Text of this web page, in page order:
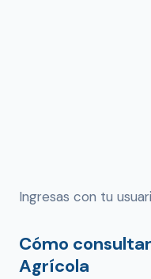
Ingresas con tu
Cómo
Agrícola